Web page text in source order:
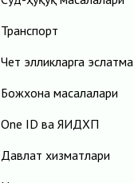
Транспорт
Чет элликларга эслатма
Божхона масалалари
One ID ва ЯИДХП
Давлат хизматлари